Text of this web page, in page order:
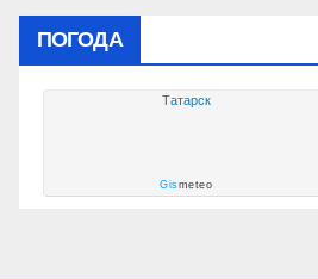
ПОГОДА
Татарск
Gismeteo